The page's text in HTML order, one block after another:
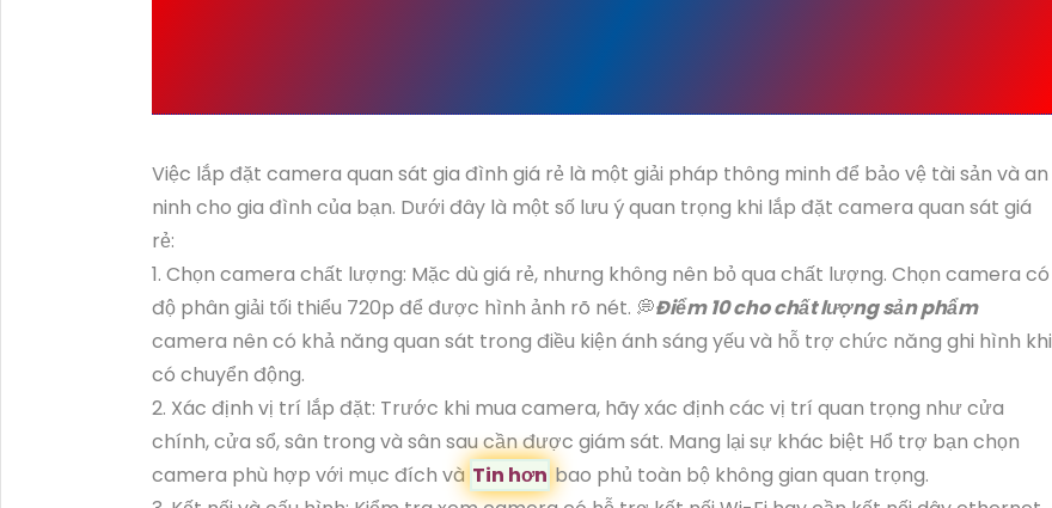
Việc lắp đặt camera quan sát gia đình giá rẻ là một giải pháp thông minh để bảo vệ tài sản và an
ninh cho gia đình của bạn. Dưới đây là một số lưu ý quan trọng khi lắp đặt camera quan sát giá
rẻ:
1. Chọn camera chất lượng: Mặc dù giá rẻ, nhưng không nên bỏ qua chất lượng. Chọn camera có
độ phân giải tối thiểu 720p để được hình ảnh rõ nét. 💭Điểm 10 cho chất lượng sản phẩm
camera nên có khả năng quan sát trong điều kiện ánh sáng yếu và hỗ trợ chức năng ghi hình khi
có chuyển động.
2. Xác định vị trí lắp đặt: Trước khi mua camera, hãy xác định các vị trí quan trọng như cửa
chính, cửa sổ, sân trong và sân sau cần được giám sát. Mang lại sự khác biệt Hổ trợ bạn chọn
camera phù hợp với mục đích và Tin hơn bao phủ toàn bộ không gian quan trọng.